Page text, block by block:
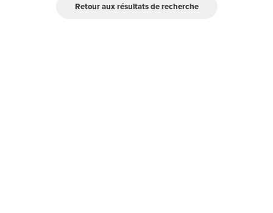
Retour aux résultats de recherche